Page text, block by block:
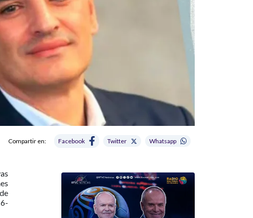
Compartir en: Facebook Twitter Whatsapp